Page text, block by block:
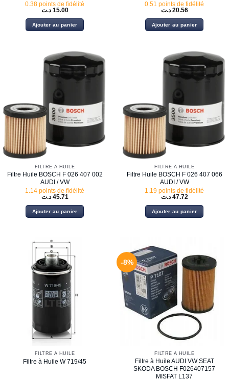
0.38 points de fidélité
15.00 د.ت
Ajouter au panier
0.51 points de fidélité
20.56 د.ت
Ajouter au panier
FILTRE À HUILE
Filtre Huile BOSCH F 026 407 002
AUDI / VW
1.14 points de fidélité
45.71 د.ت
Ajouter au panier
FILTRE À HUILE
Filtre Huile BOSCH F 026 407 066
AUDI / VW
1.19 points de fidélité
47.72 د.ت
Ajouter au panier
FILTRE À HUILE
Filtre à Huile W 719/45
-8%
FILTRE À HUILE
Filtre à Huile AUDI VW SEAT
SKODA BOSCH F026407157
MISFAT L137